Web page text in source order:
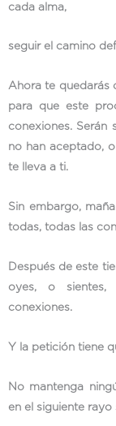
cada alma,
seguir el camino
Ahora te quedarás
para que este
conexiones. Serán
no han aceptado,
te lleva a ti.
Sin embargo,
todas, todas las
Después de este
oyes, o sientes,
conexiones.
Y la petición tiene
No mantenga
en el siguiente rayo